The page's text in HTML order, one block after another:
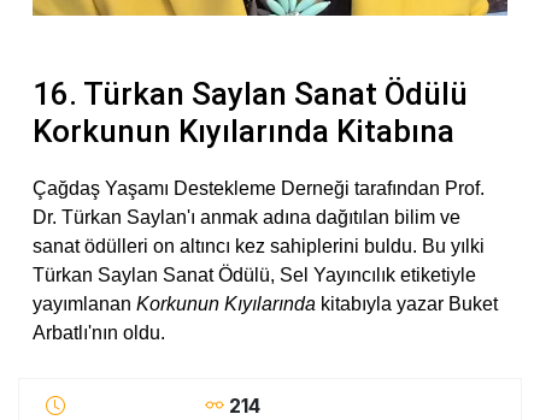
16. Türkan Saylan Sanat Ödülü
Korkunun Kıyılarında Kitabına
Çağdaş Yaşamı Destekleme Derneği tarafından Prof.
Dr. Türkan Saylan'ı anmak adına dağıtılan bilim ve
sanat ödülleri on altıncı kez sahiplerini buldu. Bu yılki
Türkan Saylan Sanat Ödülü, Sel Yayıncılık etiketiyle
yayımlanan Korkunun Kıyılarında kitabıyla yazar Buket
Arbatlı'nın oldu.
214